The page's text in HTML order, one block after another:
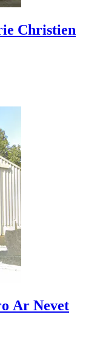
Christien
Ar Nevet